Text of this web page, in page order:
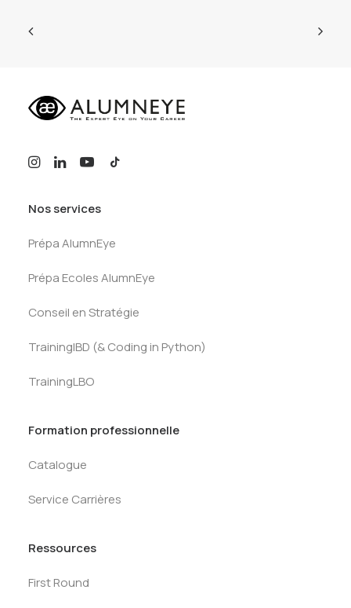
Nos services
Prépa AlumnEye
Prépa Ecoles AlumnEye
Conseil en Stratégie
TrainingIBD (& Coding in Python)
TrainingLBO
Formation professionnelle
Catalogue
Service Carrières
Ressources
First Round